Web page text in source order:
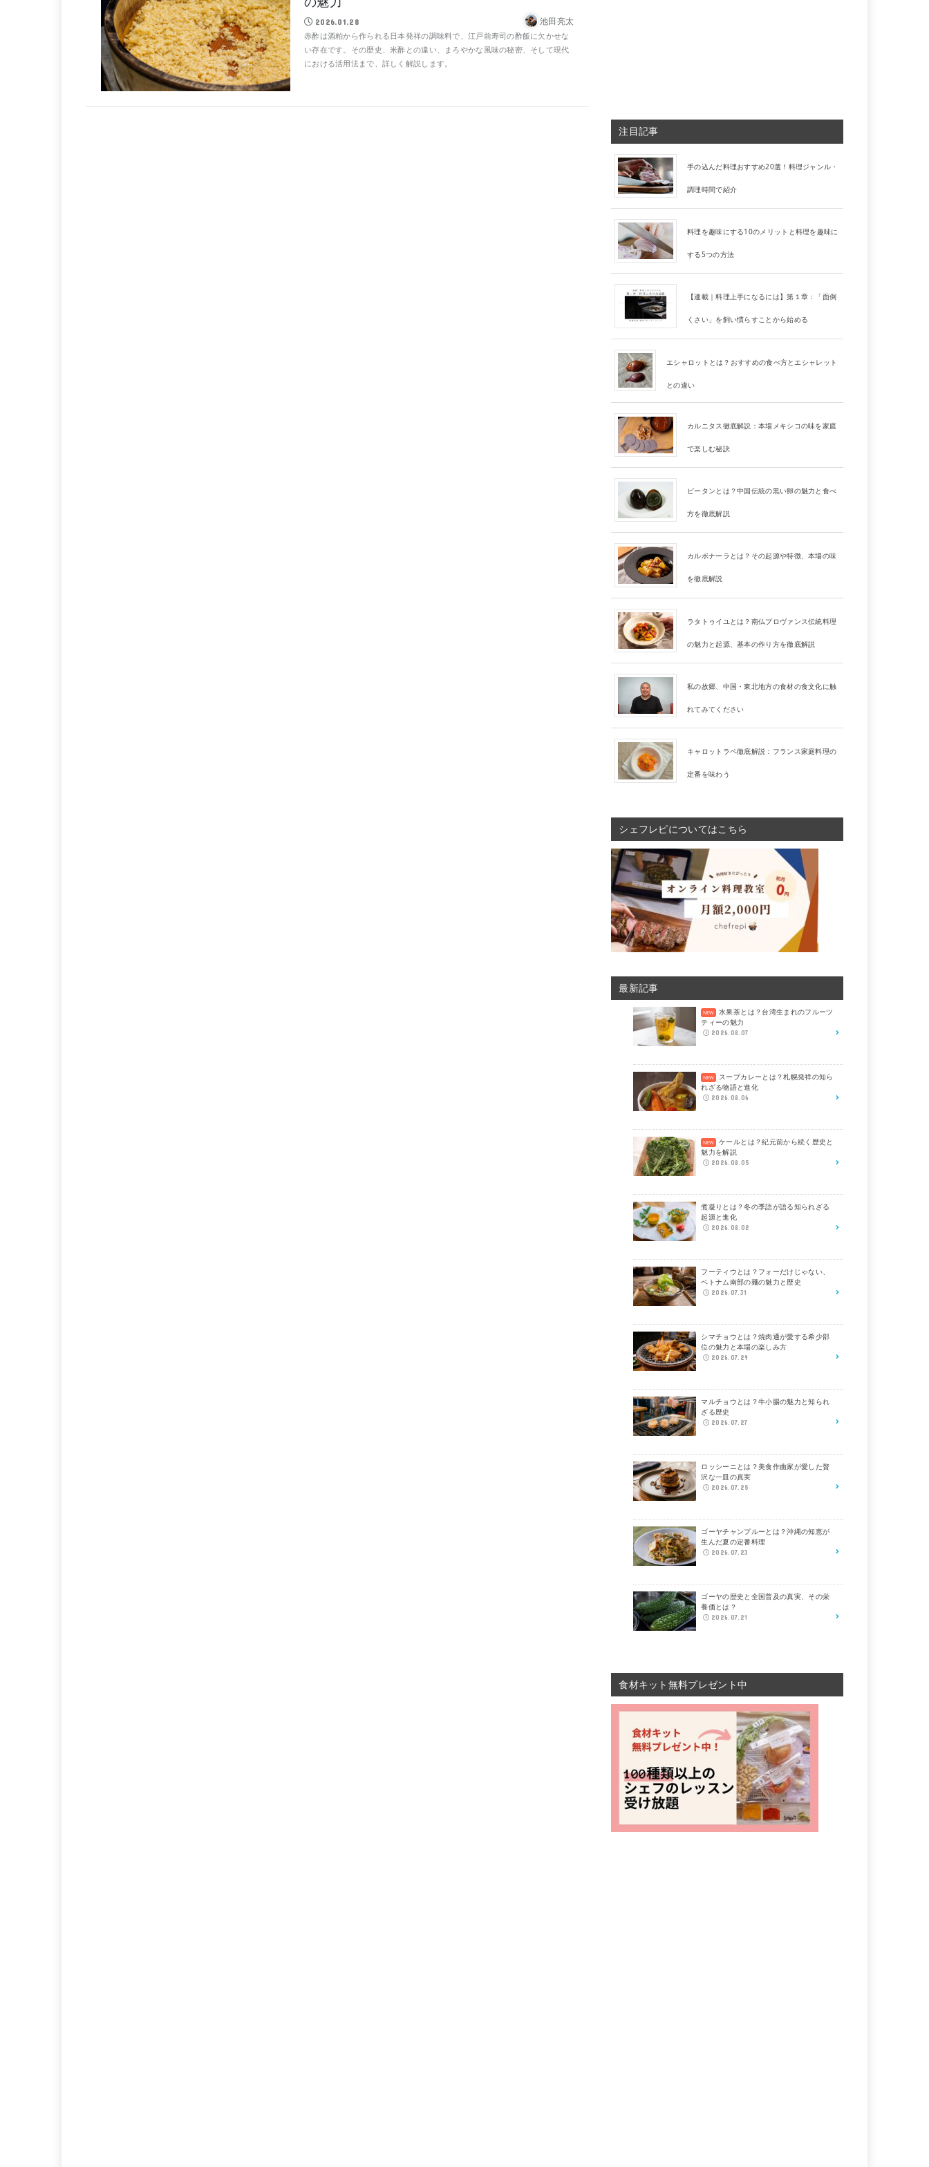
2026.01.28 池田亮太
赤酢は酒粕から作られる日本発祥の調味料で、江戸前寿司の酢飯に欠かせな
い存在です。その歴史、米酢との違い、まろやかな風味の秘密、そして現代
における活用法まで、詳しく解説します。
注目記事
手の込んだ料理おすすめ20選！料理ジャンル・
調理時間で紹介
料理を趣味にする10のメリットと料理を趣味に
する5つの方法
【連載｜料理上手になるには】第１章：「面倒
くさい」を飼い慣らすことから始める
エシャロットとは？おすすめの食べ方とエシャレット
との違い
カルニタス徹底解説：本場メキシコの味を家庭
で楽しむ秘訣
ピータンとは？中国伝統の黒い卵の魅力と食べ
方を徹底解説
カルボナーラとは？その起源や特徴、本場の味
を徹底解説
ラタトゥイユとは？南仏プロヴァンス伝統料理
の魅力と起源、基本の作り方を徹底解説
私の故郷、中国・東北地方の食材の食文化に触
れてみてください
キャロットラペ徹底解説：フランス家庭料理の
定番を味わう
シェフレピについてはこちら
最新記事
水果茶とは？台湾生まれのフルーツ
ティーの魅力
2026.08.07
スープカレーとは？札幌発祥の知ら
れざる物語と進化
2026.08.06
ケールとは？紀元前から続く歴史と
魅力を解説
2026.08.05
煮凝りとは？冬の季語が語る知られざる
起源と進化
2026.08.02
フーティウとは？フォーだけじゃない、
ベトナム南部の麺の魅力と歴史
2026.07.31
シマチョウとは？焼肉通が愛する希少部
位の魅力と本場の楽しみ方
2026.07.29
マルチョウとは？牛小腸の魅力と知られ
ざる歴史
2026.07.27
ロッシーニとは？美食作曲家が愛した贅
沢な一皿の真実
2026.07.25
ゴーヤチャンプルーとは？沖縄の知恵が
生んだ夏の定番料理
2026.07.23
ゴーヤの歴史と全国普及の真実、その栄
養価とは？
2026.07.21
食材キット無料プレゼント中